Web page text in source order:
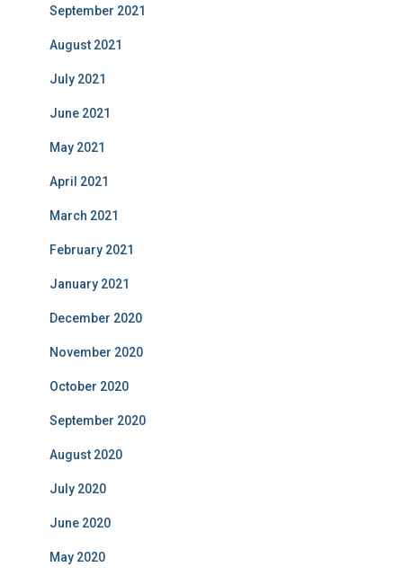
September 2021
August 2021
July 2021
June 2021
May 2021
April 2021
March 2021
February 2021
January 2021
December 2020
November 2020
October 2020
September 2020
August 2020
July 2020
June 2020
May 2020